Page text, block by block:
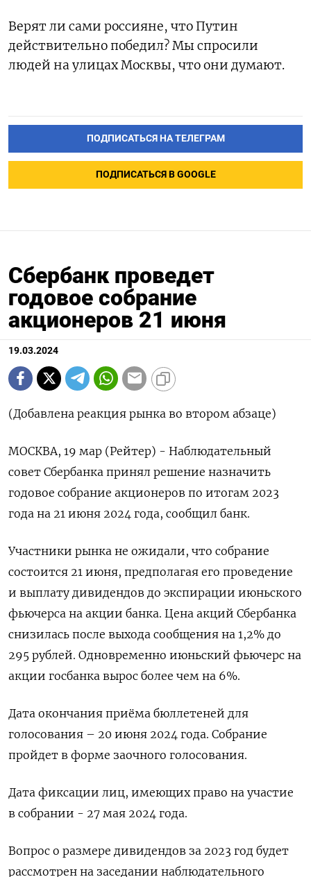
Верят ли сами россияне, что Путин
действительно победил? Мы спросили
людей на улицах Москвы, что они думают.
ПОДПИСАТЬСЯ НА ТЕЛЕГРАМ
ПОДПИСАТЬСЯ В GOOGLE
Сбербанк проведет
годовое собрание
акционеров 21 июня
19.03.2024
(Добавлена реакция рынка во втором абзаце)
МОСКВА, 19 мар (Рейтер) - Наблюдательный
совет Сбербанка принял решение назначить
годовое собрание акционеров по итогам 2023
года на 21 июня 2024 года, сообщил банк.
Участники рынка не ожидали, что собрание
состоится 21 июня, предполагая его проведение
и выплату дивидендов до экспирации июньского
фьючерса на акции банка. Цена акций Сбербанка
снизилась после выхода сообщения на 1,2% до
295 рублей. Одновременно июньский фьючерс на
акции госбанка вырос более чем на 6%.
Дата окончания приёма бюллетеней для
голосования – 20 июня 2024 года. Собрание
пройдет в форме заочного голосования.
Дата фиксации лиц, имеющих право на участие
в собрании - 27 мая 2024 года.
Вопрос о размере дивидендов за 2023 год будет
рассмотрен на заседании наблюдательного